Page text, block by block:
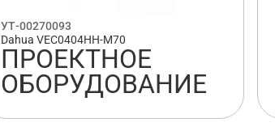
УТ-00270093
Dahua VEC0404HH-M70
ПРОЕКТНОЕ
ОБОРУДОВАНИЕ